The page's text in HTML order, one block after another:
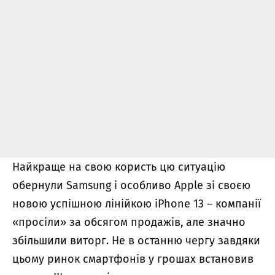
Найкраще на свою користь цю ситуацію
обернули Samsung і особливо Apple зі своєю
новою успішною лінійкою iPhone 13 – компанії
«просіли» за обсягом продажів, але значно
збільшили виторг. Не в останню чергу завдяки
цьому ринок смартфонів у грошах встановив